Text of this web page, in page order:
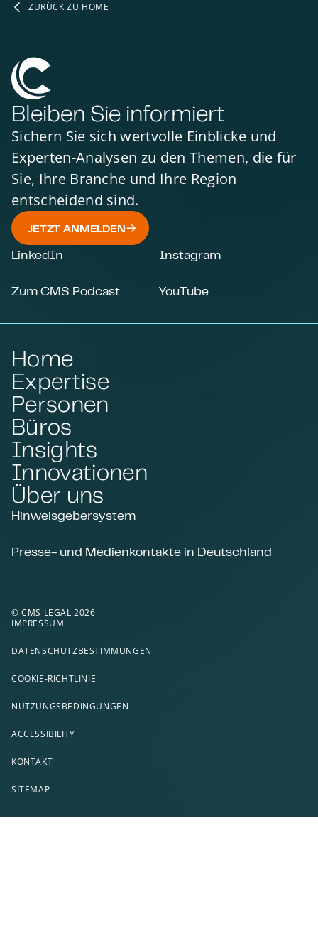
ZURÜCK ZU HOME
Bleiben Sie informiert
Sichern Sie sich wertvolle Einblicke und
Experten-Analysen zu den Themen, die für
Sie, Ihre Branche und Ihre Region
entscheidend sind.
JETZT ANMELDEN
LinkedIn Instagram
Zum CMS Podcast YouTube
Home
Expertise
Personen
Büros
Insights
Innovationen
Über uns
Hinweisgebersystem
Presse- und Medienkontakte in Deutschland
© CMS LEGAL 2026
IMPRESSUM
DATENSCHUTZBESTIMMUNGEN
COOKIE-RICHTLINIE
NUTZUNGSBEDINGUNGEN
ACCESSIBILITY
KONTAKT
SITEMAP